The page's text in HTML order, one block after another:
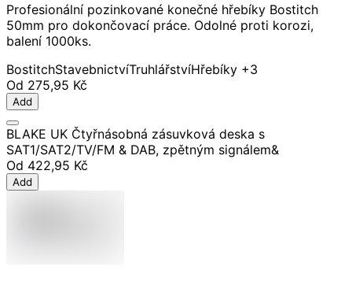
Profesionální pozinkované konečné hřebíky Bostitch
50mm pro dokončovací práce. Odolné proti korozi,
balení 1000ks.
BostitchStavebnictvíTruhlářstvíHřebíky +3
Od 275,95 Kč
Add
BLAKE UK Čtyřnásobná zásuvková deska s
SAT1/SAT2/TV/FM & DAB, zpětným signálem&
Od 422,95 Kč
Add